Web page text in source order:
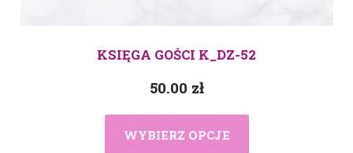
KSIĘGA GOŚCI K_DZ-52
50.00 zł
WYBIERZ OPCJE